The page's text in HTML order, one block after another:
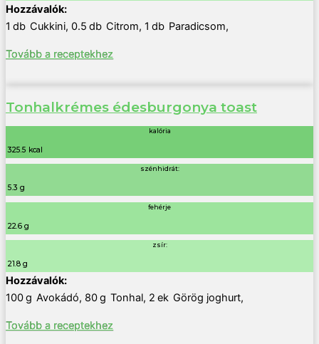
1 db Cukkini, 0.5 db Citrom, 1 db Paradicsom,
Tovább a receptekhez
Tonhalkrémes édesburgonya toast
kalória
325.5 kcal
szénhidrát:
5.3 g
fehérje
22.6 g
zsír:
21.8 g
100g Avokádó, 80g Tonhal, 2 ek Görög joghurt,
Tovább a receptekhez